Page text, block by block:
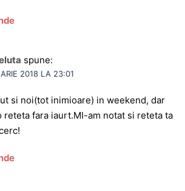
spune:
2018 LA 23:01
si noi(tot inimioare) in weekend, dar
reteta fara iaurt.MI-am notat si reteta ta